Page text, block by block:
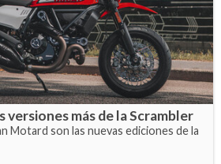
más de la Scrambler
Motard son las nuevas ediciones de la